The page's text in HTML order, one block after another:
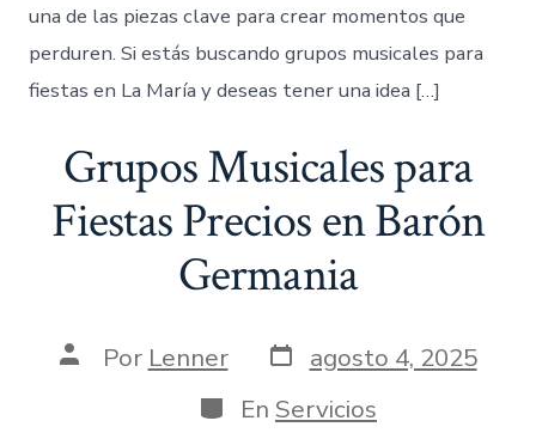
una de las piezas clave para crear momentos que
perduren. Si estás buscando grupos musicales para
fiestas en La María y deseas tener una idea […]
Grupos Musicales para
Fiestas Precios en Barón
Germania
AutorPor Lenner Fecha
de
publicación
agosto 4, 2025
Categorías
En Servicios